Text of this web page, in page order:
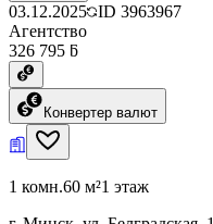
03.12.2025 ID 3963967
Агентство
326 795 ƃ
Конвертер валют
1 комн.60 м²1 этаж